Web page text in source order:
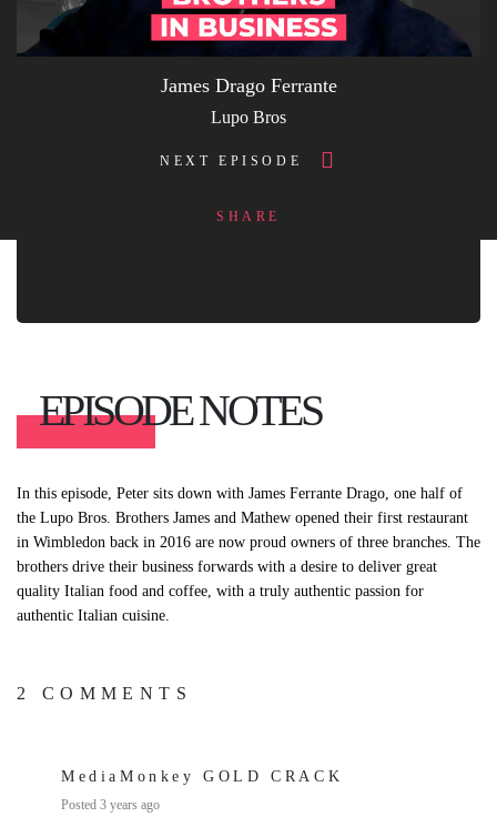
James Drago Ferrante
Lupo Bros
NEXT EPISODE
SHARE
EPISODE NOTES
In this episode, Peter sits down with James Ferrante Drago, one half of
the Lupo Bros. Brothers James and Mathew opened their first restaurant
in Wimbledon back in 2016 are now proud owners of three branches. The
brothers drive their business forwards with a desire to deliver great
quality Italian food and coffee, with a truly authentic passion for
authentic Italian cuisine.
2 COMMENTS
MediaMonkey GOLD CRACK
Posted 3 years ago